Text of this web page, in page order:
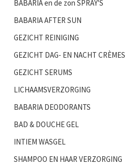
BABARIA en de zon SPRAY'S
BABARIA AFTER SUN
GEZICHT REINIGING
GEZICHT DAG- EN NACHT CRÈMES
GEZICHT SERUMS
LICHAAMSVERZORGING
BABARIA DEODORANTS
BAD & DOUCHE GEL
INTIEM WASGEL
SHAMPOO EN HAAR VERZORGING